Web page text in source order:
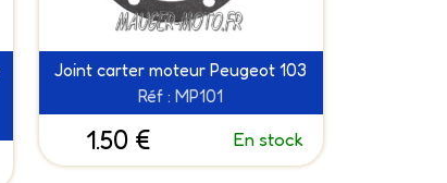
Joint carter moteur Peugeot 103
Réf : MP101
1.50 € En stock